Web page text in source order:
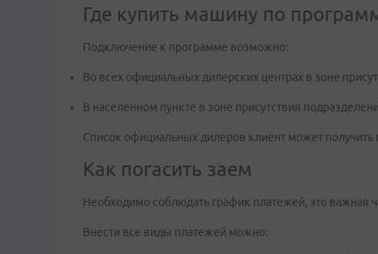
Где купить машину по
Подключение к программе возможно:
Во всех официальных дилерских центрах в зоне
В населенном пункте в зоне присутствия
Список официальных дилеров клиент может получить
Как погасить заем
Необходимо соблюдать график платежей, это важная
Внести все виды платежей можно: